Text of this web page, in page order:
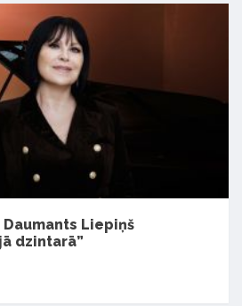
Liepiņš
dzintarā”